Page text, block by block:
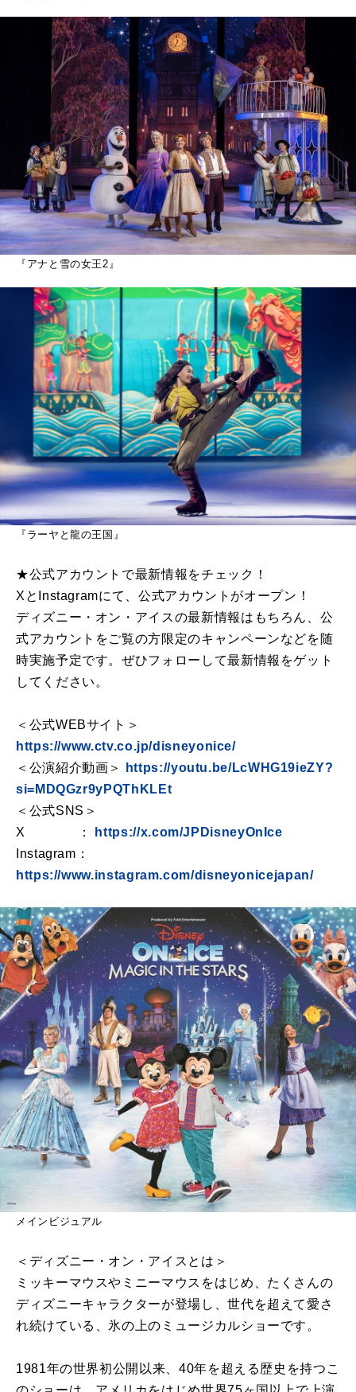
『アナと雪の女王2』
『ラーヤと龍の王国』
★公式アカウントで最新情報をチェック！
XとInstagramにて、公式アカウントがオープン！
ディズニー・オン・アイスの最新情報はもちろん、公
式アカウントをご覧の方限定のキャンペーンなどを随
時実施予定です。ぜひフォローして最新情報をゲット
してください。
＜公式WEBサイト＞
https://www.ctv.co.jp/disneyonice/
＜公演紹介動画＞
https://youtu.be/LcWHG19ieZY?
si=MDQGzr9yPQThKLEt
＜公式SNS＞
X ：
https://x.com/JPDisneyOnIce
Instagram：
https://www.instagram.com/disneyonicejapan/
メインビジュアル
＜ディズニー・オン・アイスとは＞
ミッキーマウスやミニーマウスをはじめ、たくさんの
ディズニーキャラクターが登場し、世代を超えて愛さ
れ続けている、氷の上のミュージカルショーです。
1981年の世界初公開以来、40年を超える歴史を持つこ